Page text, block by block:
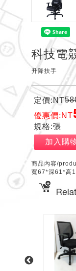
科技電
升降扶手
定價:NT
優惠價:NT
規格:張
加入購
商品內容/
寬67*深61*高